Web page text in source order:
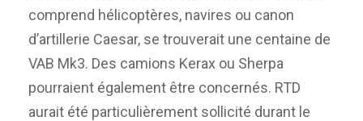
comprend hélicoptères, navires ou canon
d’artillerie Caesar, se trouverait une centaine de
VAB Mk3. Des camions Kerax ou Sherpa
pourraient également être concernés. RTD
aurait été particulièrement sollicité durant le